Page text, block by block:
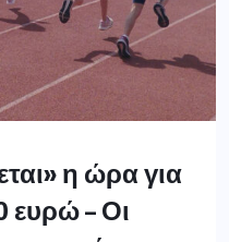
η ώρα για
ευρώ – Οι